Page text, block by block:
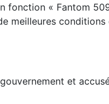
fonction « Fantom
meilleures
et